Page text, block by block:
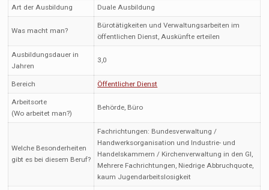
Art der Ausbildung Duale Ausbildung
Was macht man?
Bürotätigkeiten und Verwaltungsarbeiten im
öffentlichen Dienst, Auskünfte erteilen
Ausbildungsdauer in
Jahren
3,0
Bereich Öffentlicher Dienst
Arbeitsorte
(Wo arbeitet man?)
Behörde, Büro
Welche Besonderheiten
gibt es bei diesem Beruf?
Fachrichtungen: Bundesverwaltung /
Handwerksorganisation und Industrie- und
Handelskammern / Kirchenverwaltung in den Gl,
Mehrere Fachrichtungen, Niedrige Abbruchquote,
kaum Jugendarbeitslosigkeit